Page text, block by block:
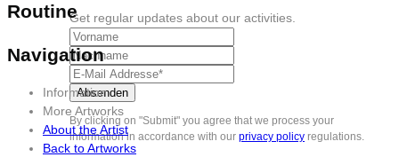
Get regular updates about our activities.
By clicking on "Submit" you agree that we process your
information in accordance with our privacy policy regulations.
Routine
Navigation
Information
More Artworks
About the Artist
Back to Artworks